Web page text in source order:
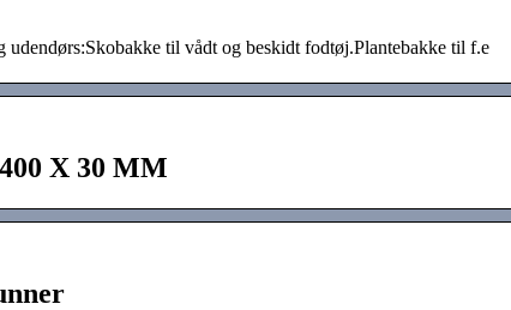
udendørs:Skobakke til vådt og beskidt fodtøj.Plantebakke til f.e
X 30 MM